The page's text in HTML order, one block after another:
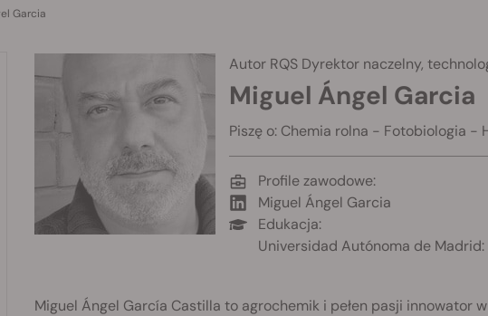
Garcia
Autor RQS Dyrektor naczelny,
Miguel Ángel Garcia
Piszę o: Chemia rolna - Fotobiologia
Profile zawodowe:
Miguel Ángel Garcia
Edukacja:
Universidad Autónoma de
Miguel Ángel García Castilla to agrochemik i pełen pasji innowator